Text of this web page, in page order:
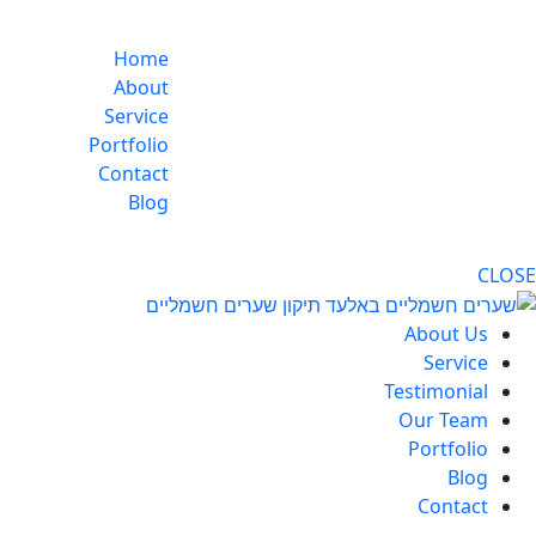
Home
About
Service
Portfolio
Contact
Blog
CLOSE
About Us
Service
Testimonial
Our Team
Portfolio
Blog
Contact